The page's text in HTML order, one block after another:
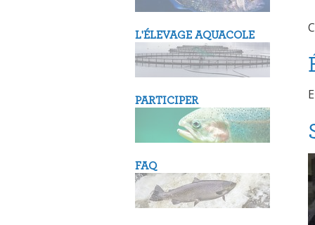
L'ÉLEVAGE AQUACOLE
PARTICIPER
FAQ